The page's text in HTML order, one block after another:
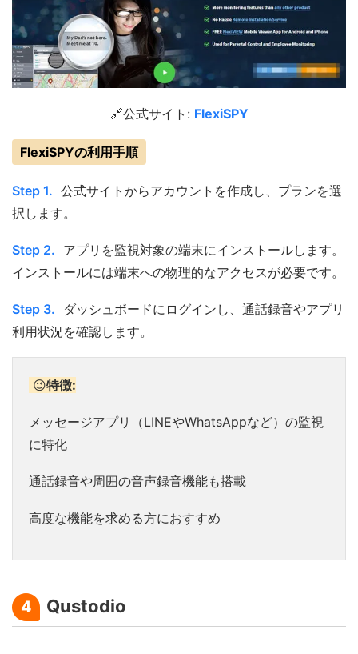
🔗公式サイト: FlexiSPY
FlexiSPYの利用手順
Step 1. 公式サイトからアカウントを作成し、プランを選
択します。
Step 2. アプリを監視対象の端末にインストールします。
インストールには端末への物理的なアクセスが必要です。
Step 3.
ダッシュボードにログインし、通話録音やアプリ
利用状況を確認します。
😉特徴:
メッセージアプリ（LINEやWhatsAppなど）の監視
に特化
通話録音や周囲の音声録音機能も搭載
高度な機能を求める方におすすめ
4 Qustodio